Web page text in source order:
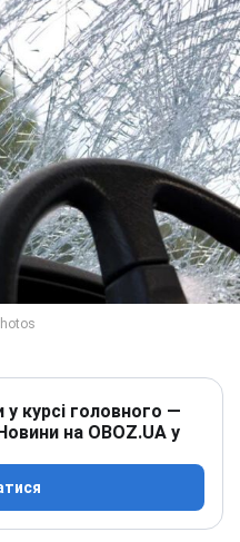
курсі головного —
на OBOZ.UA у